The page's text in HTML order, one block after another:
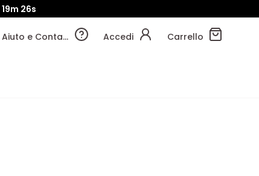
19m 24s
Aiuto e Contatti Accedi Carrello